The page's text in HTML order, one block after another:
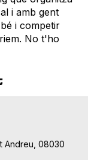
i amb gent
i competir
No t'ho
Andreu, 08030